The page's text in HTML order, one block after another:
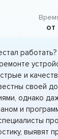
от
и
своей
однако
и
выявят